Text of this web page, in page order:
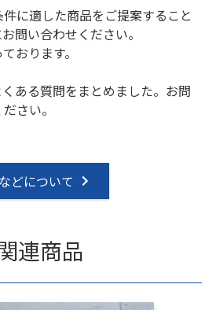
に適した商品をご提案すること
問い合わせください。
おります。
ある質問をまとめました。お問
さい。
どについて
連商品